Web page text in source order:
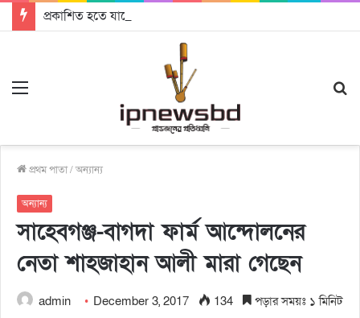
প্রকাশিত হতে যাচ্ছে দি রাবুগার নতুন গান ‘Baljanggi’
প্রথম পাতা/অন্যান্য
অন্যান্য
সাহেবগঞ্জ-বাগদা ফার্ম আন্দোলনের
নেতা শাহজাহান আলী মারা গেছেন
admin December 3, 2017 134 পড়ার সময়ঃ ১ মিনিট